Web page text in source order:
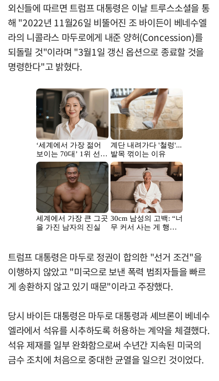
외신들에 따르면 트럼프 대통령은 이날 트루스소셜을 통
해 "2022년 11월26일 비뚤어진 조 바이든이 베네수엘
라의 니콜라스 마두로에게 내준 양허(Concession)를
되돌릴 것"이라며 "3월1일 갱신 옵션으로 종료할 것을
명령한다"고 밝혔다.
트럼프 대통령은 마두로 정권이 합의한 "선거 조건"을
이행하지 않았고 "미국으로 보낸 폭력 범죄자들을 빠르
게 송환하지 않고 있기 때문"이라고 주장했다.
당시 바이든 대통령은 마두로 대통령과 셰브론이 베네수
엘라에서 석유를 시추하도록 허용하는 계약을 체결했다.
석유 제재를 일부 완화함으로써 수년간 지속된 미국의
금수 조치에 처음으로 중대한 균열을 일으킨 것이었다.